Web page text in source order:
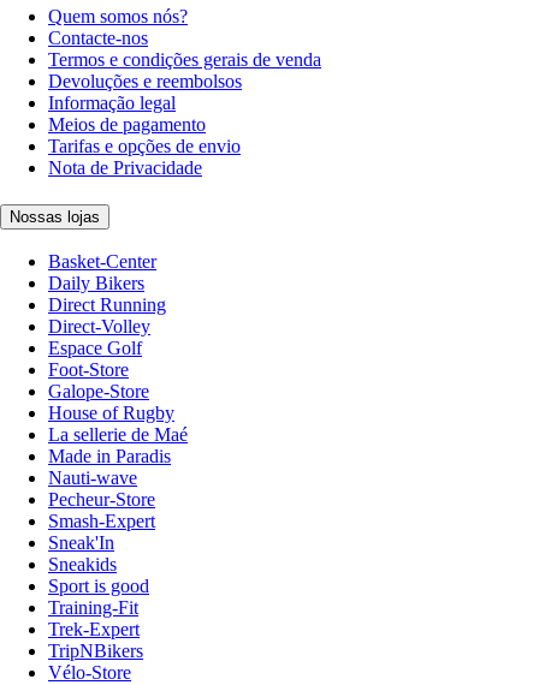
Quem somos nós?
Contacte-nos
Termos e condições gerais de venda
Devoluções e reembolsos
Informação legal
Meios de pagamento
Tarifas e opções de envio
Nota de Privacidade
Nossas lojas
Basket-Center
Daily Bikers
Direct Running
Direct-Volley
Espace Golf
Foot-Store
Galope-Store
House of Rugby
La sellerie de Maé
Made in Paradis
Nauti-wave
Pecheur-Store
Smash-Expert
Sneak'In
Sneakids
Sport is good
Training-Fit
Trek-Expert
TripNBikers
Vélo-Store